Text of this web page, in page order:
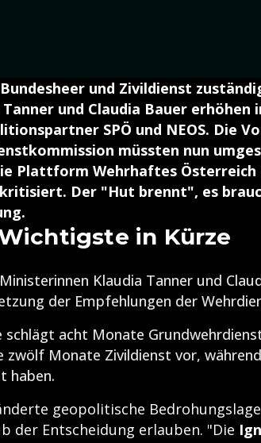
und Zivildienst
Tanner und Claudia Bauer
SPÖ und NEOS. Die
müssten nun
Plattform Wehrhaftes Österreich
Der "Hut brennt", es
in Kürze
Klaudia Tanner und
der Empfehlungen der
schlägt acht Monate
zwölf Monate Zivildienst vor,
haben.
geopolitische
der Entscheidung erlauben. "Die